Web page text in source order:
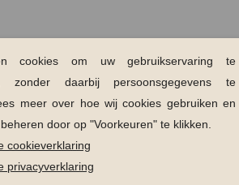
Veelgestelde vragen
Hoe kan ik bestellen?
Betaalmogelijkheden
Verzenden en afhalen
Retourneren van producten